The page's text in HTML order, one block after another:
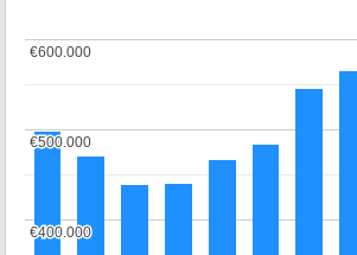
€400.000
€400.000
€500.000
€500.000
€600.000
€600.000